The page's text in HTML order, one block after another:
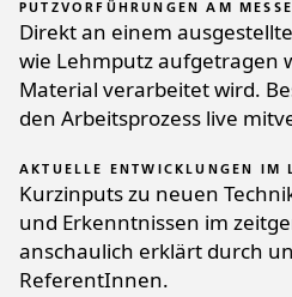
PUTZVORFÜHRUNGEN AM
Direkt an einem
wie Lehmputz aufgetragen
Material verarbeitet wird.
den Arbeitsprozess live
AKTUELLE ENTWICKLUNGEN IM
Kurzinputs zu neuen
und Erkenntnissen im
anschaulich erklärt durch
ReferentInnen.